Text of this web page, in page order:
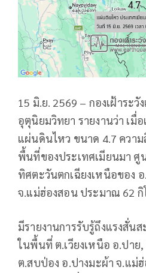
15 มิ.ย. 2569 – กองเฝ้าระ
อุตุนิยมวิทยา รายงานว่า เมื่อ
แผ่นดินไหว ขนาด 4.7 ความ
พื้นที่ของประเทศเมียนมา ศู
ทิศตะวันตกเฉียงเหนือของ
จ.แม่ฮ่องสอน ประมาณ 62 กิ
มีรายงานการรับรู้ถึงแรงสั่น
ในพื้นที่ ต.เวียงเหนือ อ.ปาย,
ต.สบป่อง อ.ปางมะผ้า จ.แม่